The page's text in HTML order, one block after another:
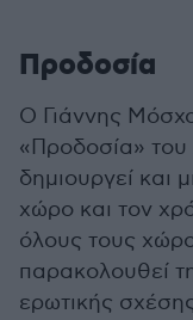
Προδοσία
O Γιάννης
«Προδοσία» του
δημιουργεί και
χώρο και τον
όλους τους
παρακολουθεί
ερωτικής